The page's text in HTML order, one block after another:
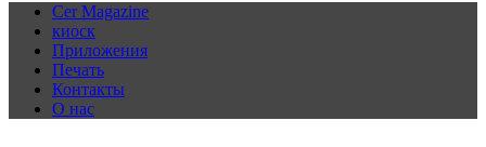
Cer Magazine
киоск
Приложения
Печать
Контакты
О нас